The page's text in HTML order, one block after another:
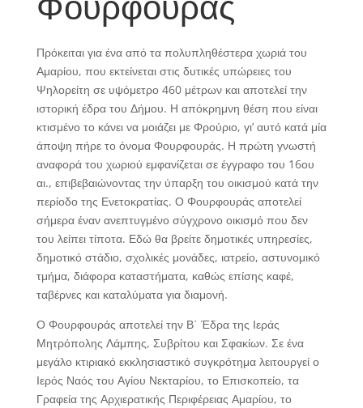
Πρόκειται για ένα από τα πολυπληθέστερα χωριά του
Αμαρίου, που εκτείνεται στις δυτικές υπώρειες του
Ψηλορείτη σε υψόμετρο 460 μέτρων και αποτελεί την
ιστορική έδρα του Δήμου. Η απόκρημνη θέση που είναι
κτισμένο το κάνει να μοιάζει με Φρούριο, γι’ αυτό κατά μία
άποψη πήρε το όνομα Φουρφουράς. Η πρώτη γνωστή
αναφορά του χωριού εμφανίζεται σε έγγραφο του 16ου
αι., επιβεβαιώνοντας την ύπαρξη του οικισμού κατά την
περίοδο της Ενετοκρατίας. Ο Φουρφουράς αποτελεί
σήμερα έναν ανεπτυγμένο σύγχρονο οικισμό που δεν
του λείπει τίποτα. Εδώ θα βρείτε δημοτικές υπηρεσίες,
δημοτικό στάδιο, σχολικές μονάδες, ιατρείο, αστυνομικό
τμήμα, διάφορα καταστήματα, καθώς επίσης καφέ,
ταβέρνες και καταλύματα για διαμονή.
Ο Φουρφουράς αποτελεί την Β΄ Έδρα της Ιεράς
Μητρόπολης Λάμπης, Συβρίτου και Σφακίων. Σε ένα
μεγάλο κτιριακό εκκλησιαστικό συγκρότημα λειτουργεί ο
Ιερός Ναός του Αγίου Νεκταρίου, το Επισκοπείο, τα
Γραφεία της Αρχιερατικής Περιφέρειας Αμαρίου, το